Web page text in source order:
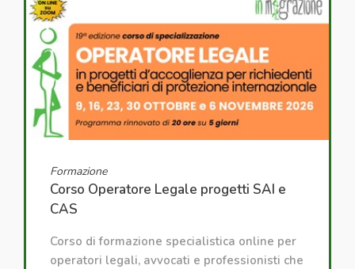
Formazione
Corso Operatore Legale progetti SAI e
CAS
Corso di formazione specialistica online per
operatori legali, avvocati e professionisti che